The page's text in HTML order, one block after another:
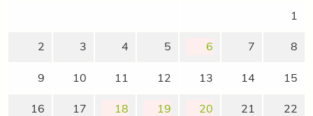
1
2 3 4 5 6 7 8
9 10 11 12 13 14 15
16 17 18 19 20 21 22